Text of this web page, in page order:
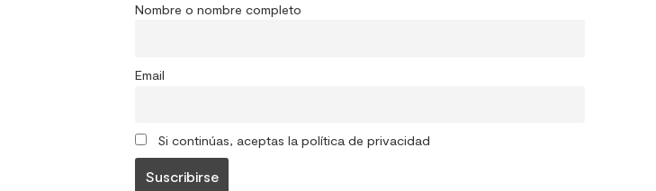
Nombre o nombre completo
Email
Si continúas, aceptas la política de privacidad